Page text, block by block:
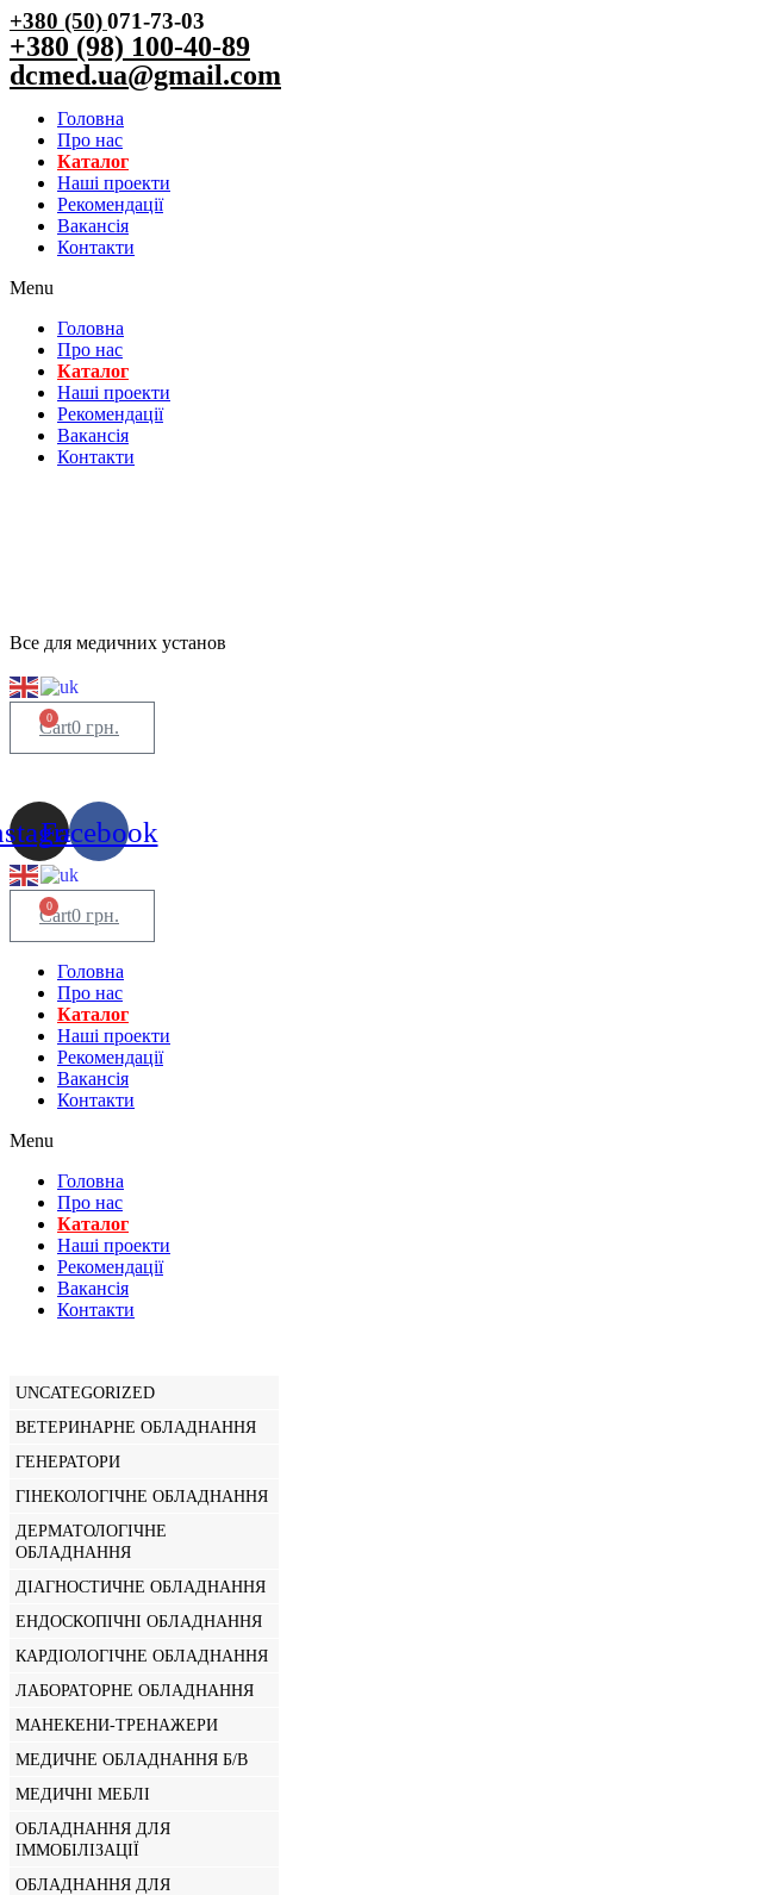
+380 (50)071-73-03
+380 (98) 100-40-89
dcmed.ua@gmail.com
Головна
Про нас
Каталог
Нашi проекти
Рекомендації
Вакансiя
Контакти
Menu
Головна
Про нас
Каталог
Нашi проекти
Рекомендації
Вакансiя
Контакти
Все для медичних установ
0 грн.
0
Cart
Facebook
0 грн.
0
Cart
Головна
Про нас
Каталог
Нашi проекти
Рекомендації
Вакансiя
Контакти
Menu
Головна
Про нас
Каталог
Нашi проекти
Рекомендації
Вакансiя
Контакти
UNCATEGORIZED
ВЕТЕРИНАРНЕ ОБЛАДНАННЯ
ГЕНЕРАТОРИ
ГІНЕКОЛОГІЧНЕ ОБЛАДНАННЯ
ДЕРМАТОЛОГІЧНЕ
ОБЛАДНАННЯ
ДІАГНОСТИЧНЕ ОБЛАДНАННЯ
ЕНДОСКОПІЧНІ ОБЛАДНАННЯ
КАРДІОЛОГІЧНЕ ОБЛАДНАННЯ
ЛАБОРАТОРНЕ ОБЛАДНАННЯ
МАНЕКЕНИ-ТРЕНАЖЕРИ
МЕДИЧНЕ ОБЛАДНАННЯ Б/В
МЕДИЧНІ МЕБЛІ
ОБЛАДНАННЯ ДЛЯ
ІММОБІЛІЗАЦІЇ
ОБЛАДНАННЯ ДЛЯ